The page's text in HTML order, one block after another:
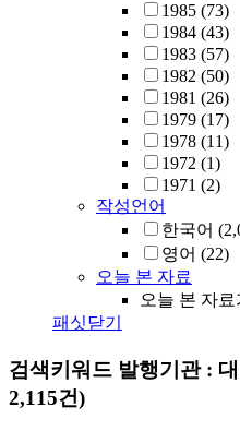
1985 (73)
1984 (43)
1983 (57)
1982 (50)
1981 (26)
1979 (17)
1978 (11)
1972 (1)
1971 (2)
작성언어
한국어
영어 (22)
오늘 본 자료
오늘 본 자
패싯닫기
검색키워드 발행기관 :
2,115건)